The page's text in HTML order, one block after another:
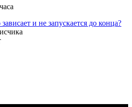
и не запускается до конца?